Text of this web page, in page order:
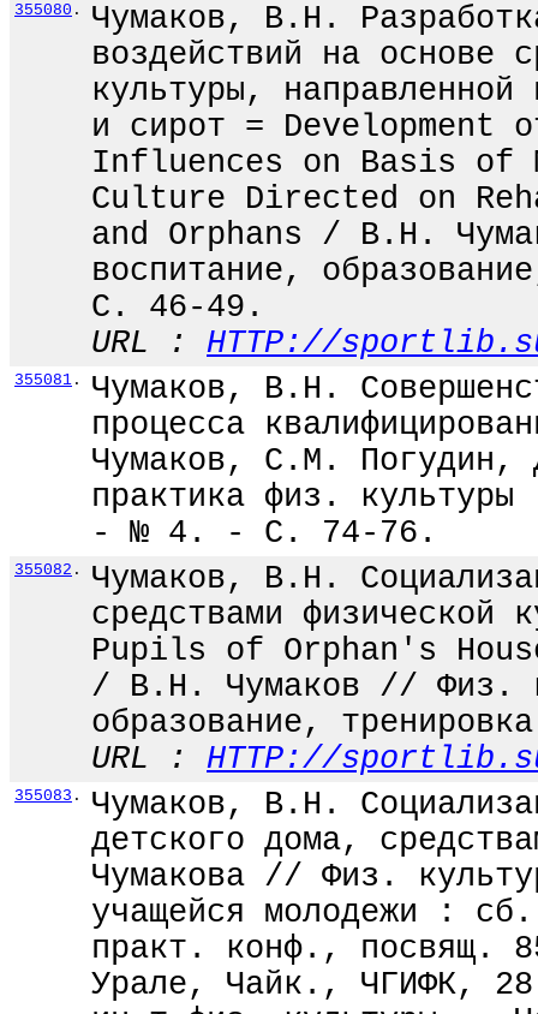
355080 .
Чумаков, В.Н.
воздействий на основе
культуры, направленной
и сирот = Development
Influences on Basis of
Culture Directed on
and Orphans / В.Н.
воспитание,
С. 46-49.
URL : HTTP://
355081 .
Чумаков, В.Н.
процесса
Чумаков, С.М.
практика физ.
- № 4. - С. 74-76.
355082 .
Чумаков, В.Н.
средствами
Pupils of Orphan's
/ В.Н. Чумаков // Физ.
образование,
URL : HTTP://
355083 .
Чумаков, В.Н.
детского дома,
Чумакова // Физ.
учащейся молодежи :
практ. конф., посвящ.
Урале, Чайк., ЧГИФК,